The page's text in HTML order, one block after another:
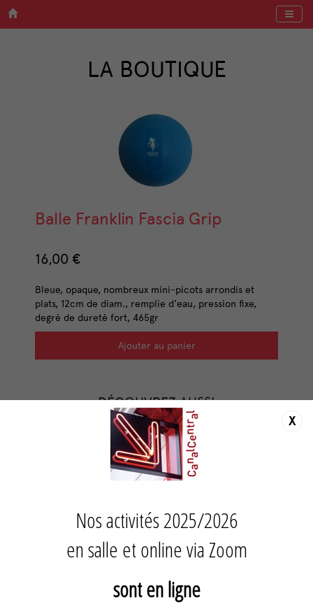
Menu
LA BOUTIQUE
Balle Franklin Fascia Grip
16,00 €
Bleue, opaque, nombreux mini-picots arrondis et
plats, 12cm de diam., remplie d'eau, pression fixe,
degré de dureté fort, 465gr
Ajouter au panier
DÉCOUVREZ AUSSI
Nos activités 2025/2026
en salle et online via Zoom
sont en ligne
X